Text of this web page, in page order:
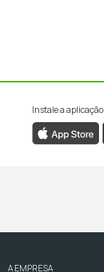
Instale a aplicação
A EMPRESA